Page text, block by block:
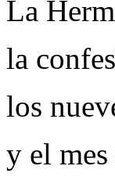
La
la
los
y el